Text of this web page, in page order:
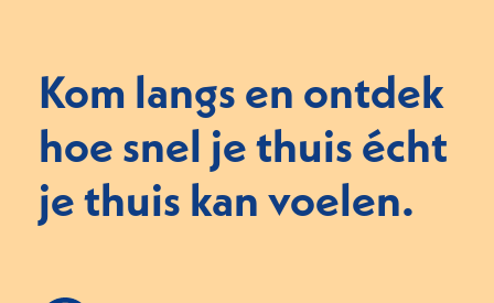
Kom langs en ontdek
hoe snel je thuis écht
je thuis kan voelen.